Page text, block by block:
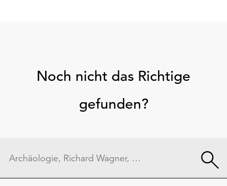
Noch nicht das Richtige
gefunden?